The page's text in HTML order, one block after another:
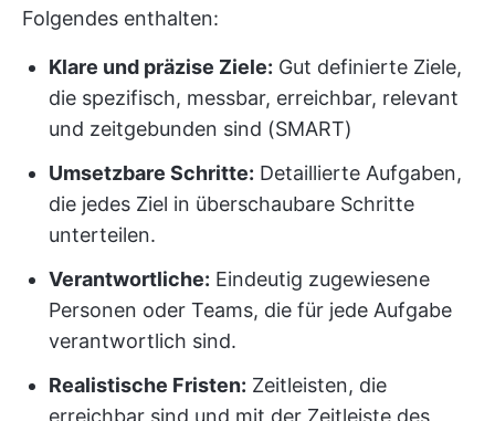
Folgendes enthalten:
Klare und präzise Ziele: Gut definierte Ziele,
die spezifisch, messbar, erreichbar, relevant
und zeitgebunden sind (SMART)
Umsetzbare Schritte: Detaillierte Aufgaben,
die jedes Ziel in überschaubare Schritte
unterteilen.
Verantwortliche: Eindeutig zugewiesene
Personen oder Teams, die für jede Aufgabe
verantwortlich sind.
Realistische Fristen: Zeitleisten, die
erreichbar sind und mit der Zeitleiste des